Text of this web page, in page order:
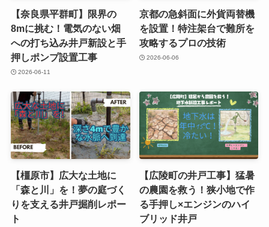
【奈良県平群町】限界の
8mに挑む！電気のない畑
への打ち込み井戸新設と手
押しポンプ設置工事
2026-06-11
京都の急斜面に外貨両替機
を設置！特注架台で難所を
攻略するプロの技術
2026-06-06
【橿原市】広大な土地に
「森と川」を！夢の庭づく
りを支える井戸掘削レポー
ト
【広陵町の井戸工事】猛暑
の農園を救う！狭小地で作
る手押し×エンジンのハイ
ブリッド井戸